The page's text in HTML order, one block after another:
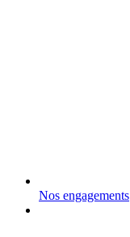
Nos engagements